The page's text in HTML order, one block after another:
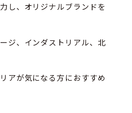
し、オリジナルブランドを
ジ、インダストリアル、北
アが気になる方におすすめ